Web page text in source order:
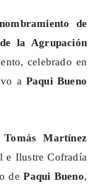
de
la Agrupación
celebrado en
a Paqui Bueno
Tomás Martínez
e Ilustre Cofradía
dePaqui Bueno,